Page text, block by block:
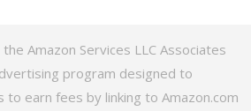
Amazon Services LLC Associates
program designed to
to earn fees by linking to Amazon.com